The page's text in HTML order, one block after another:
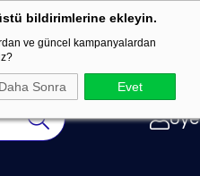
bildirimlerine ekleyin.
ve güncel kampanyalardan
Daha Sonra Evet